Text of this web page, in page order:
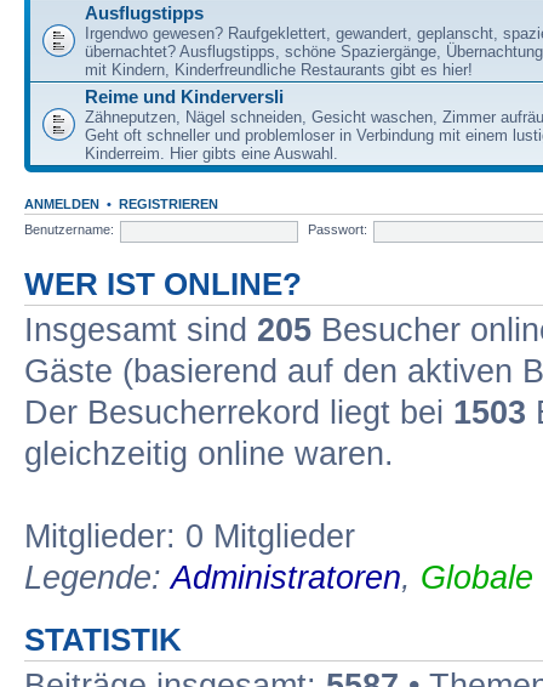
Ausflugstipps
Irgendwo gewesen? Raufgeklettert, gewandert, geplanscht,
übernachtet? Ausflugstipps, schöne Spaziergänge,
mit Kindern, Kinderfreundliche Restaurants gibt es hier!
Reime und Kinderversli
Zähneputzen, Nägel schneiden, Gesicht waschen, Zimmer
Geht oft schneller und problemloser in Verbindung mit einem
Kinderreim. Hier gibts eine Auswahl.
ANMELDEN • REGISTRIEREN
Benutzername:
Passwort:
WER IST ONLINE?
Insgesamt sind 205 Besucher
Gäste (basierend auf den aktiven
Der Besucherrekord liegt bei 1503
gleichzeitig online waren.
Mitglieder: 0 Mitglieder
Legende:Administratoren,
STATISTIK